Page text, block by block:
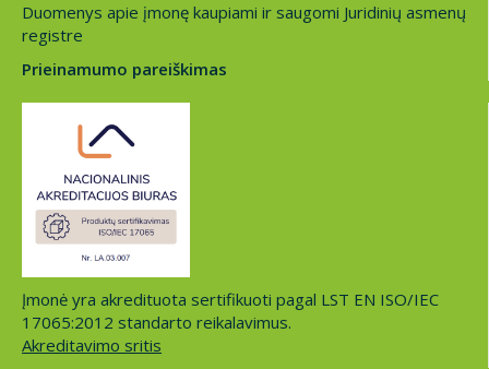
Duomenys apie įmonę kaupiami ir saugomi Juridinių asmenų
registre
Prieinamumo pareiškimas
Įmonė yra akredituota sertifikuoti pagal LST EN ISO/IEC
17065:2012 standarto reikalavimus.
Akreditavimo sritis